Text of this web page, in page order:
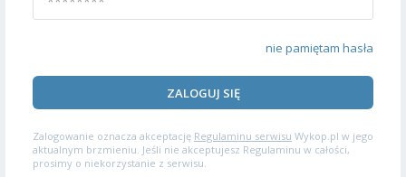
nie pamiętam hasła
ZALOGUJ SIĘ
Zalogowanie oznacza akceptację Regulaminu serwisu Wykop.pl w jego
aktualnym brzmieniu. Jeśli nie akceptujesz Regulaminu w całości,
prosimy o niekorzystanie z serwisu.